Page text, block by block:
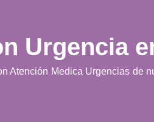
Urgencia
Atención Medica Urgencias de